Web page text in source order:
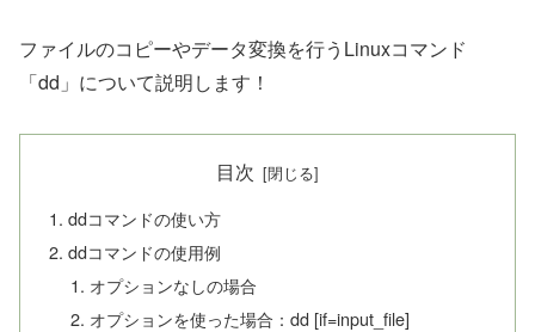
ファイルのコピーやデータ変換を行うLinuxコマンド
「dd」について説明します！
目次
ddコマンドの使い方
ddコマンドの使用例
オプションなしの場合
オプションを使った場合：dd [if=input_file]